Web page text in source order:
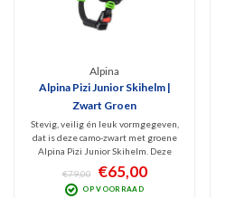
Alpina
Alpina Pizi Junior Skihelm |
Zwart Groen
Stevig, veilig én leuk vormgegeven,
dat is deze camo-zwart met groene
Alpina Pizi Junior Skihelm. Deze
lichtgewicht sneeuwhelm heeft de
perfecte combinatie van veel
draagcomfort en veilige
€79,00 €65,00
OP VOORRAAD